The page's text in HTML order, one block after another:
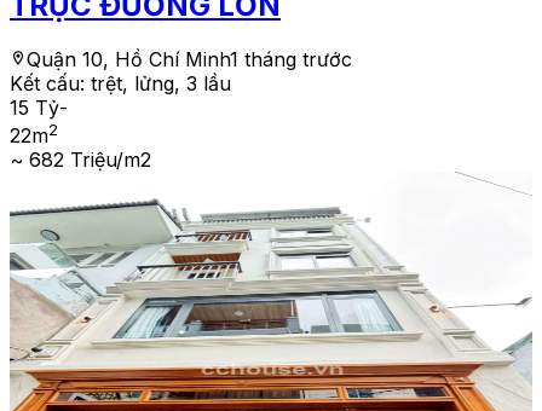
Quận 10, Hồ Chí Minh1 tháng trước
Kết cấu: trệt, lửng, 3 lầu
15 Tỷ-
22m2
~ 682 Triệu/m2